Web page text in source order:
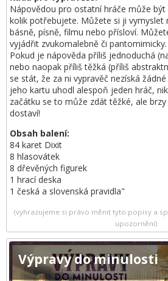
Nápovědou pro ostatní hráče může
kolik potřebujete. Můžete si ji vymyslet
básně, písně, filmu nebo přísloví.
vyjádřit zvukomalebně či pantomimicky.
Pokud je nápověda příliš jednoduchá
nebo naopak příliš těžká (příliš
se stát, že za ni vypravěč nezíská
jeho kartu uhodl alespoň jeden hráč,
začátku se to může zdát těžké, ale
dostaví!
Obsah balení:
84 karet Dixit
8 hlasovátek
8 dřevěných figurek
1 hrací deska
1 česká a slovenská pravidla"
(vyhrazujeme si právo měnit tyto popisy a
upozornění)
Výpravy do minulosti